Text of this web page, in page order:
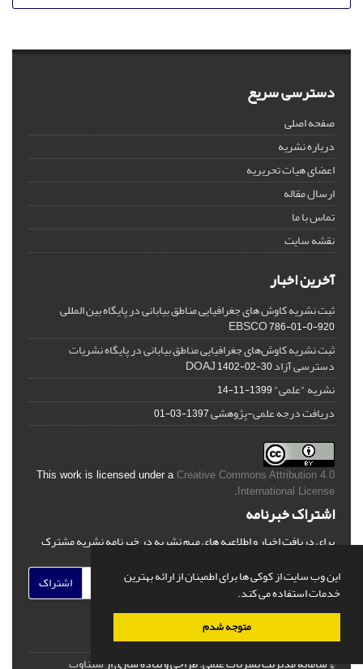
این وب سایت از کوکی ها برای اطمینان از ارائه بهترین
خدمات استفاده می کند.
متوجه شدم
دسترسی سریع
صفحه اصلی
درباره نشریه
اعضای هیات تحریریه
ارسال مقاله
تماس با ما
نقشه سایت
آخرین اخبار
ثبت نشریه کاوش های جغرافیایی مناطق بیابانی در پایگاه بین المللی
EBSCO786-01-0-920
ثبت نشریه کاوش‌های جغرافیایی مناطق بیابانی در پایگاه نشریات
دسترسی آزاد DOAJ1402-02-30
نشریه "علمی"1399-11-14
دریافت درجه علمی-پژوهشی1397-03-01
This work is licensed under a Creative Commons Attribution 4.0
International License
اشتراک خبرنامه
برای دریافت اخبار و اطلاعیه های مهم نشریه در خبرنامه نشریه مشترک
اشتراک
© سامانه مدیریت نشریات علمی.طراحی و پیاده سازی ازسیناوب